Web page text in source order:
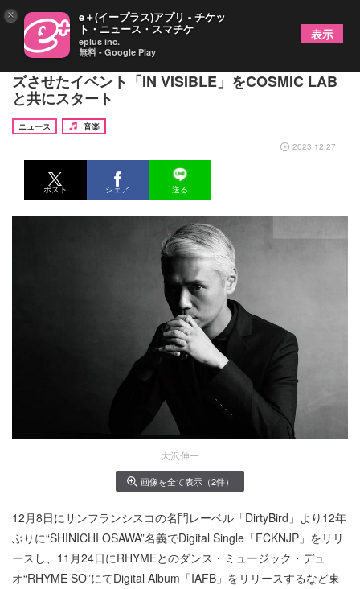
大沢伸一、音と映像と照明を究極までシンクロナイ
ズさせたイベント「IN VISIBLE」をCOSMIC LAB
と共にスタート
ニュース
音楽
2023.12.27
ポスト シェア 送る
大沢伸一
画像を全て表示（2件）
12月8日にサンフランシスコの名門レーベル「DirtyBird」より12年
ぶりに“SHINICHI OSAWA”名義でDigital Single「FCKNJP」をリリ
ースし、11月24日にRHYMEとのダンス・ミュージック・デュ
オ“RHYME SO”にてDigital Album「IAFB」をリリースするなど東
× e＋(イープラス)アプリ - チケッ
ト・ニュース・スマチケ
eplus inc.
無料 - Google Play
表示